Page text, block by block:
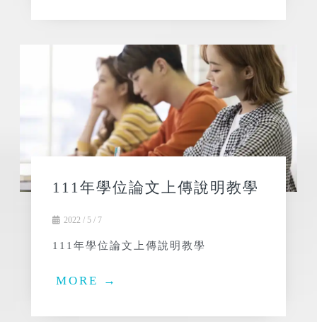
111年學位論文上傳說明教學
2022 / 5 / 7
111年學位論文上傳說明教學
MORE →